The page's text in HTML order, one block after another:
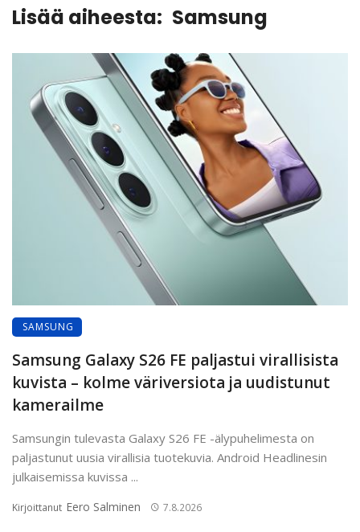
Lisää aiheesta: Samsung
SAMSUNG
Samsung Galaxy S26 FE paljastui virallisista
kuvista – kolme väriversiota ja uudistunut
kamerailme
Samsungin tulevasta Galaxy S26 FE -älypuhelimesta on
paljastunut uusia virallisia tuotekuvia. Android Headlinesin
julkaisemissa kuvissa ...
Kirjoittanut Eero Salminen 7.8.2026